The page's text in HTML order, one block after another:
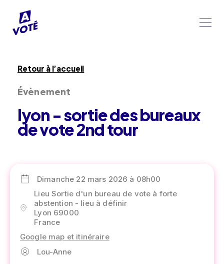
Retour à l’accueil
Évènement
lyon - sortie des bureaux
de vote 2nd tour
Dimanche 22 mars 2026 à 08h00
Lieu Sortie d'un bureau de vote à forte
abstention - lieu à définir
Lyon 69000
France
Google map et itinéraire
Lou-Anne